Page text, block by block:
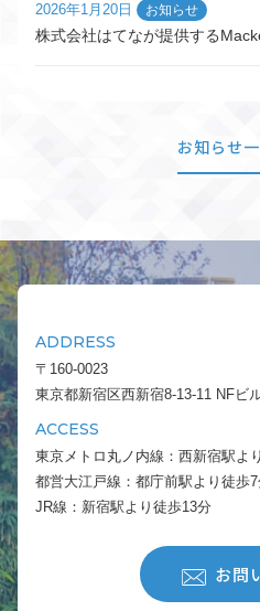
2026年1月20日 お知らせ
株式会社はてなが提供する
お知らせ
ADDRESS
〒160-0023
東京都新宿区西新宿8-13-11 NFビ
ACCESS
東京メトロ丸ノ内線：西新宿駅よ
都営大江戸線：都庁前駅より徒歩7
JR線：新宿駅より徒歩13分
お問